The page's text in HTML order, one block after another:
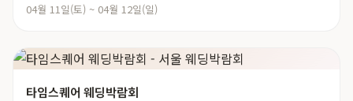
04월 11일(토) ~ 04월 12일(일)
타임스퀘어 웨딩박람회